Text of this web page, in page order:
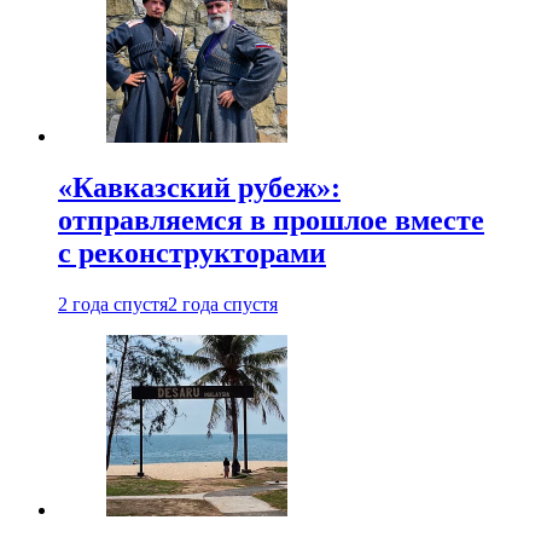
«Кавказский рубеж»:
отправляемся в прошлое вместе
с реконструкторами
2 года спустя2 года спустя